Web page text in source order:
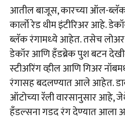
आतील बाजूस, कारच्‍या ऑल-ब्‍लॅक
कार्लो रेड थीम इंटीरिअर आहे.
ब्‍लॅक रंगामध्‍ये आहेत. तसेच लोअर
डेकॉर आणि हँडब्रेक पुश बटन
स्‍टीअरिंग व्‍हील आणि गिअर
रंगासह बदलण्‍यात आले आहेत.
ऑटोच्‍या रॅली वारसानुसार आहे,
हँडल्‍सना गडद रंग देण्‍यात आला